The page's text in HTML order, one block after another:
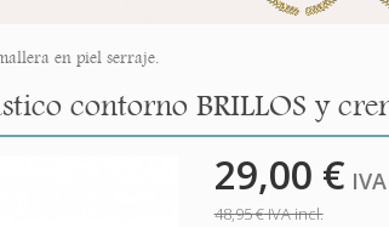
en piel serraje.
contorno BRILLOS y
29,00 €
48,95 €IVA incl.